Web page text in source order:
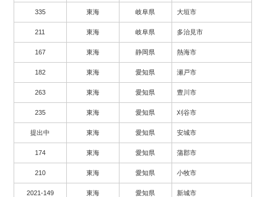
335 東海 岐阜県 大垣市
211 東海 岐阜県 多治見市
167 東海 静岡県 熱海市
182 東海 愛知県 瀬戸市
263 東海 愛知県 豊川市
235 東海 愛知県 刈谷市
提出中 東海 愛知県 安城市
174 東海 愛知県 蒲郡市
210 東海 愛知県 小牧市
2021-149 東海 愛知県 新城市